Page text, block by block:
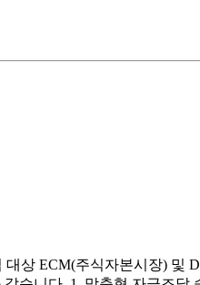
상 ECM(주식자본시장)